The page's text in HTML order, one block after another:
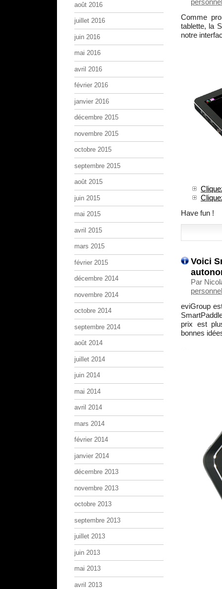
Comme
tablette, la
notre
Have fun !
Voici
Par
eviGroup
prix est
bonnes
août 2016
juillet 2016
juin 2016
mai 2016
avril 2016
février 2016
janvier 2016
décembre 2015
novembre 2015
octobre 2015
septembre 2015
août 2015
juin 2015
mai 2015
avril 2015
mars 2015
février 2015
décembre 2014
novembre 2014
octobre 2014
septembre 2014
août 2014
juillet 2014
juin 2014
mai 2014
avril 2014
mars 2014
février 2014
janvier 2014
décembre 2013
novembre 2013
octobre 2013
septembre 2013
juillet 2013
juin 2013
mai 2013
avril 2013